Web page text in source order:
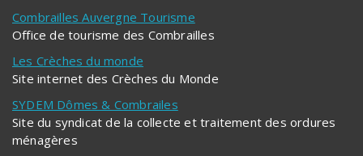
Combrailles Auvergne Tourisme
Office de tourisme des Combrailles
Les Crèches du monde
Site internet des Crèches du Monde
SYDEM Dômes & Combrailes
Site du syndicat de la collecte et traitement des ordures
ménagères